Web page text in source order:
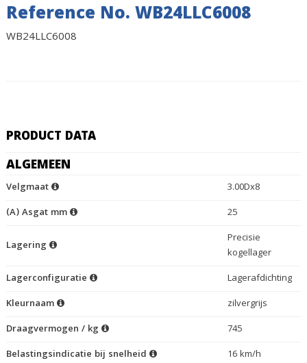
Reference No. WB24LLC6008
WB24LLC6008
PRODUCT DATA
ALGEMEEN
Velgmaat
3.00Dx8
(A) Asgat mm
25
Lagering
Precisie
kogellager
Lagerconfiguratie
Lagerafdichting
Kleurnaam
zilvergrijs
Draagvermogen / kg
745
Belastingsindicatie bij snelheid
16 km/h